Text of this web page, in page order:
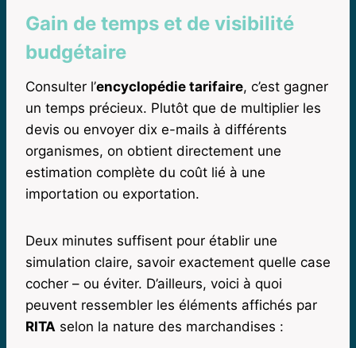
Gain de temps et de visibilité
budgétaire
Consulter l’encyclopédie tarifaire, c’est gagner
un temps précieux. Plutôt que de multiplier les
devis ou envoyer dix e-mails à différents
organismes, on obtient directement une
estimation complète du coût lié à une
importation ou exportation.
Deux minutes suffisent pour établir une
simulation claire, savoir exactement quelle case
cocher – ou éviter. D’ailleurs, voici à quoi
peuvent ressembler les éléments affichés par
RITA selon la nature des marchandises :